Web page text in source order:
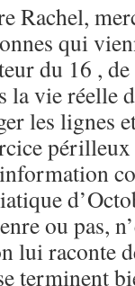
Rachel,
qui
du 16 ,
la vie réelle
les lignes
ou pas,
lui raconte
terminent